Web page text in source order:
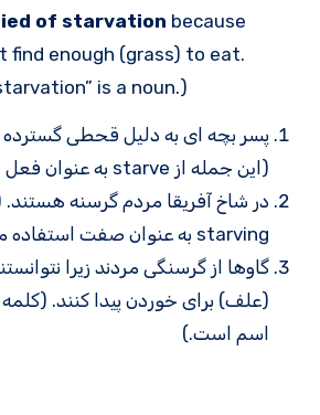
of starvation because
find enough (grass) to eat.
is a noun.)
پسر بچه ای به دلیل قحطی گسترده
(این جمله از starve به عنوان فعل استفاده می کند.)
در شاخ آفریقا مردم گرسنه هستند.
starving به عنوان صفت استفاده می کند.)
گاوها از گرسنگی مردند زیرا
(علف) برای خوردن پیدا کنند. (کلمه
اسم است.)